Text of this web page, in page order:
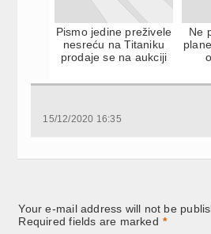
Pismo jedine preživele
nesreću na Titaniku
prodaje se na aukciji
Ne
15/12/2020 16:35
Your e-mail address will not be
Required fields are marked *